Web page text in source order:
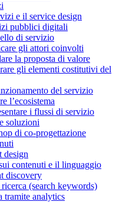
e il service design
pubblici digitali
di servizio
gli attori coinvolti
la proposta di valore
gli elementi costitutivi del
del servizio
l’ecosistema
i flussi di servizio
soluzioni
di co-progettazione
design
contenuti e il linguaggio
discovery
(search keywords)
tramite analytics